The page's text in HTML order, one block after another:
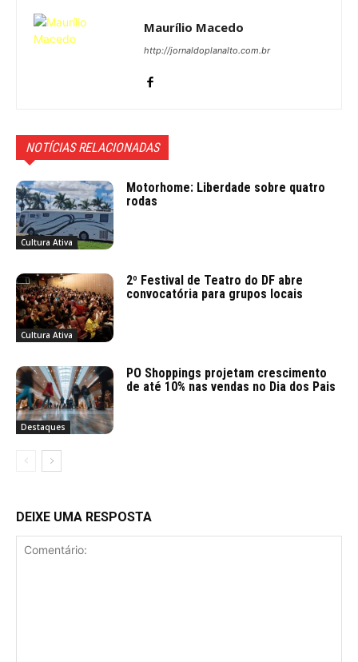
Maurílio Macedo
http://jornaldoplanalto.com.br
NOTÍCIAS RELACIONADAS
Cultura Ativa
Motorhome: Liberdade sobre quatro
rodas
Cultura Ativa
2º Festival de Teatro do DF abre
convocatória para grupos locais
Destaques
PO Shoppings projetam crescimento
de até 10% nas vendas no Dia dos Pais
DEIXE UMA RESPOSTA